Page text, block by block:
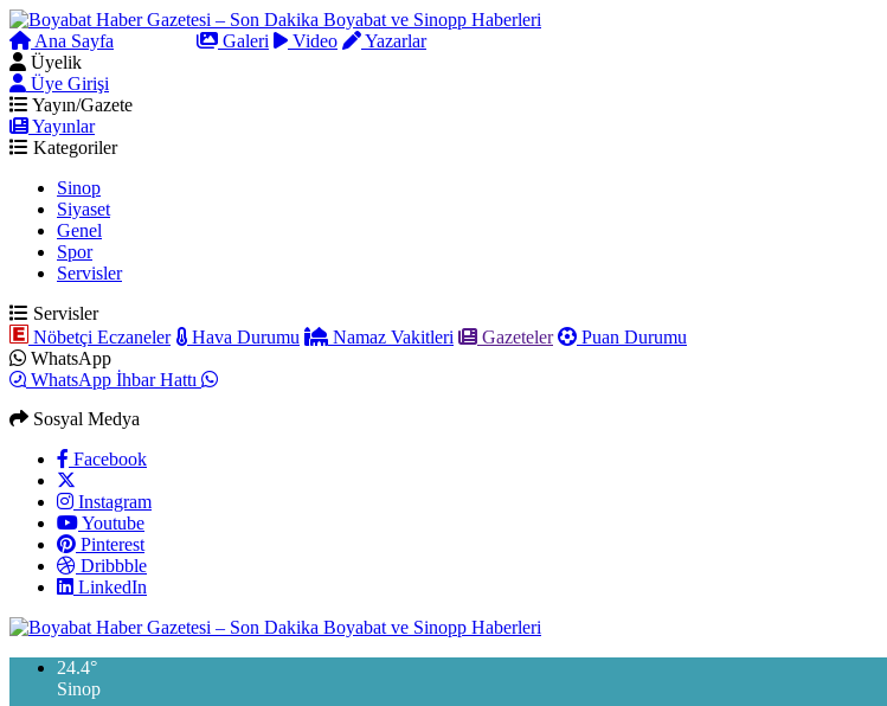
Ana Sayfa Galeri Video
Yazarlar
Üyelik
Üye Girişi
Yayın/Gazete
Yayınlar
Kategoriler
Sinop
Siyaset
Genel
Spor
Servisler
Servisler
Nöbetçi Eczaneler
Hava Durumu Namaz Vakitleri Gazeteler
Puan Durumu
WhatsApp
WhatsApp İhbar Hattı
Sosyal Medya
Facebook
Instagram
Youtube
Pinterest
Dribbble
LinkedIn
24.4°
Sinop